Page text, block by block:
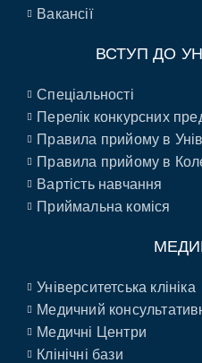
Вакансії
ВСТУП ДО
Спеціальності
Перелік конкурсних
Правила прийому в
Правила прийому в
Вартість навчання
Приймальна коміся
Університетська клініка
Медичний
Медичні Центри
Клінічні бази